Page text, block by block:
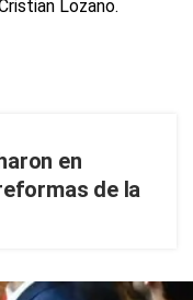
en
de la